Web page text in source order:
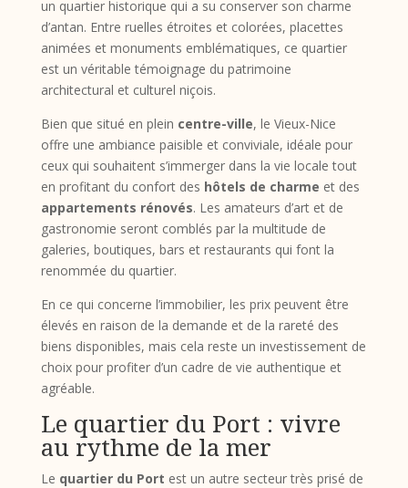
un quartier historique qui a su conserver son charme
d’antan. Entre ruelles étroites et colorées, placettes
animées et monuments emblématiques, ce quartier
est un véritable témoignage du patrimoine
architectural et culturel niçois.
Bien que situé en plein centre-ville, le Vieux-Nice
offre une ambiance paisible et conviviale, idéale pour
ceux qui souhaitent s’immerger dans la vie locale tout
en profitant du confort des hôtels de charme et des
appartements rénovés. Les amateurs d’art et de
gastronomie seront comblés par la multitude de
galeries, boutiques, bars et restaurants qui font la
renommée du quartier.
En ce qui concerne l’immobilier, les prix peuvent être
élevés en raison de la demande et de la rareté des
biens disponibles, mais cela reste un investissement de
choix pour profiter d’un cadre de vie authentique et
agréable.
Le quartier du Port : vivre
au rythme de la mer
Le quartier du Port est un autre secteur très prisé de